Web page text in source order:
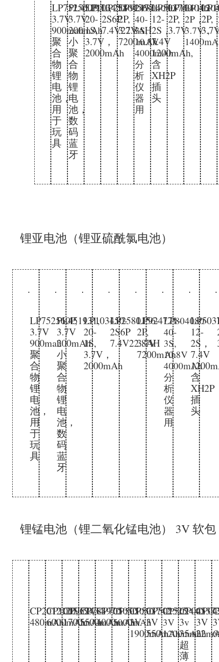
LP752560P,
3.7V
900mah
聚
合
物
锂
电
池，
用
于
玩
具
PL451931,
3.7V
200mAh
小
聚
合
物
锂
电
池，
数
码
蓝
牙
LP103450-
20-
1S,
3.7V，
2000mAh
LP2580156-
2S6P
7.4V22.8AH
LP924771-
2P,
3.7V
7200mAh
LP804080-
40-
3S,
10.8V
4000mAh
分
析
仪
器
用
LP503760-
12-
2S，
7.4V
1200mAh,
含
XH2P
插
头
LP104046-
2P,
3.7V
2P，
3.7V，
2P,
锂亚电池（锂亚硫酰氯电池）
LP752560P,
3.7V
900mah
聚
合
物
锂
电
池，
用
于
玩
具
PL451931,
3.7V
200mAh
小
聚
合
物
锂
电
池，
数
码
蓝
牙
LP103450-
20-
1S,
3.7V，
2000mAh
LP2580156-
2S6P
7.4V22.8AH
LP924771-
2P,
3.7V
7200mAh
LP804080-
40-
3S,
10.8V
4000mAh
分
析
仪
器
用
12-
2S，
7.4V
含
XH2P
插
头
锂锰电池（锂二氧化锰电池） 3V 软包
CP2012120,
480mAh
CP1005050,
6000mAh
CP952434
1700mAh
CP783970
5500mAh
CP705050
4000mAh
CP505050
5000mAh
CP503742
3V
1900mAh
CP502525
3V
550mAh
CP502440
3V
1200mAh
3v
35mah
超
薄
3V